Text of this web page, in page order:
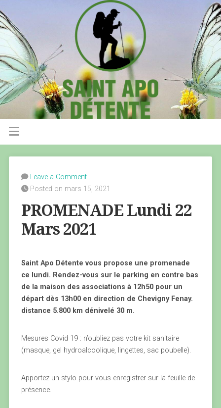
Leave a Comment
Posted on mars 15, 2021
PROMENADE Lundi 22
Mars 2021
Saint Apo Détente vous propose une promenade
ce lundi. Rendez-vous sur le parking en contre bas
de la maison des associations à 12h50 pour un
départ dès 13h00 en direction de Chevigny Fenay.
distance 5.800 km dénivelé 30 m.
Mesures Covid 19 : n’oubliez pas votre kit sanitaire
(masque, gel hydroalcoolique, lingettes, sac poubelle).
Apportez un stylo pour vous enregistrer sur la feuille de
présence.